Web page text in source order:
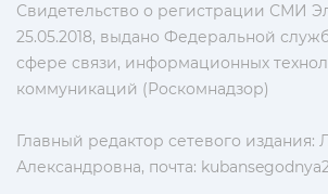
Свидетельство о регистрации СМИ
25.05.2018, выдано Федеральной
сфере связи, информационных
коммуникаций (Роскомнадзор)
Главный редактор сетевого издания:
Александровна, почта: